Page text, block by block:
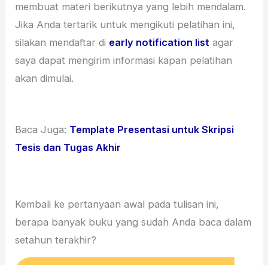
membuat materi berikutnya yang lebih mendalam.
Jika Anda tertarik untuk mengikuti pelatihan ini,
silakan mendaftar di early notification list agar
saya dapat mengirim informasi kapan pelatihan
akan dimulai.
Baca Juga: Template Presentasi untuk Skripsi
Tesis dan Tugas Akhir
Kembali ke pertanyaan awal pada tulisan ini,
berapa banyak buku yang sudah Anda baca dalam
setahun terakhir?